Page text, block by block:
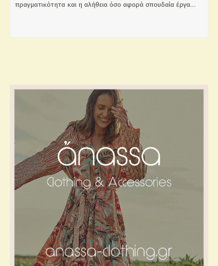
πραγματικότητα και η αλήθεια όσο αφορά σπουδαία έργα…